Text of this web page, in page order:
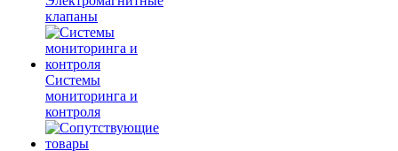
клапаны
Системы
мониторинга и
контроля